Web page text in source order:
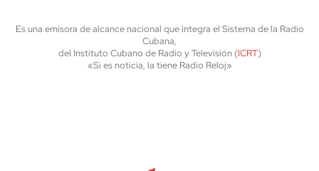
Es una emisora de alcance nacional que integra el Sistema de la Radio
Cubana,
del Instituto Cubano de Radio y Televisión (ICRT)
«Si es noticia, la tiene Radio Reloj»